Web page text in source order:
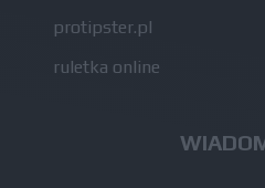
protipster.pl
ruletka online